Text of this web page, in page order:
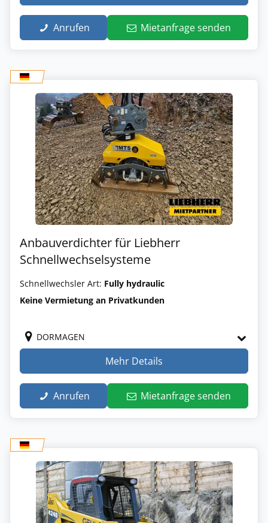
Anrufen Mietanfrage senden
Anbauverdichter für Liebherr
Schnellwechselsysteme
Schnellwechsler Art: Fully hydraulic
Keine Vermietung an Privatkunden
DORMAGEN
Mehr Details
Anrufen Mietanfrage senden